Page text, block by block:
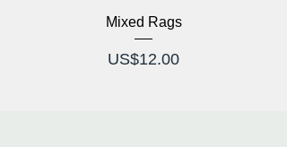
Mixed Rags
가격
US$12.00